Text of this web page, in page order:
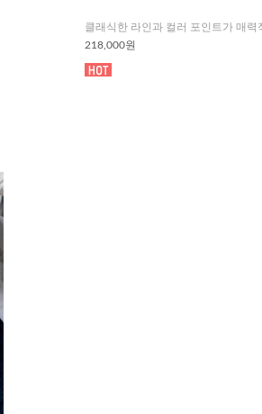
클래식한 라인과 컬러 포인트가 매력
218,000원